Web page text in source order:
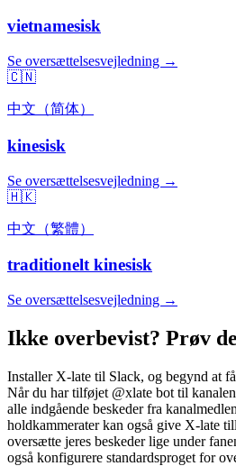
vietnamesisk
Se oversættelsesvejledning →
🇨🇳
中文（简体）
kinesisk
Se oversættelsesvejledning →
🇭🇰
中文（繁體）
traditionelt kinesisk
Se oversættelsesvejledning →
Ikke overbevist? Prøv
Installer X-late til Slack, og begynd at
Når du har tilføjet @xlate bot til
alle indgående beskeder fra
holdkammerater kan også give X-late
oversætte jeres beskeder lige under
også konfigurere standardsproget for